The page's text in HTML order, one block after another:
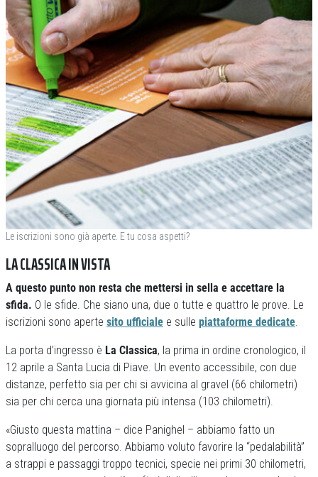
Le iscrizioni sono già aperte. E tu cosa aspetti?
LA CLASSICA IN VISTA
A questo punto non resta che mettersi in sella e accettare la
sfida. O le sfide. Che siano una, due o tutte e quattro le prove. Le
iscrizioni sono aperte sito ufficiale e sulle piattaforme dedicate.
La porta d’ingresso è La Classica, la prima in ordine cronologico, il
12 aprile a Santa Lucia di Piave. Un evento accessibile, con due
distanze, perfetto sia per chi si avvicina al gravel (66 chilometri)
sia per chi cerca una giornata più intensa (103 chilometri).
«Giusto questa mattina – dice Panighel – abbiamo fatto un
sopralluogo del percorso. Abbiamo voluto favorire la “pedalabilità”
a strappi e passaggi troppo tecnici, specie nei primi 30 chilometri,